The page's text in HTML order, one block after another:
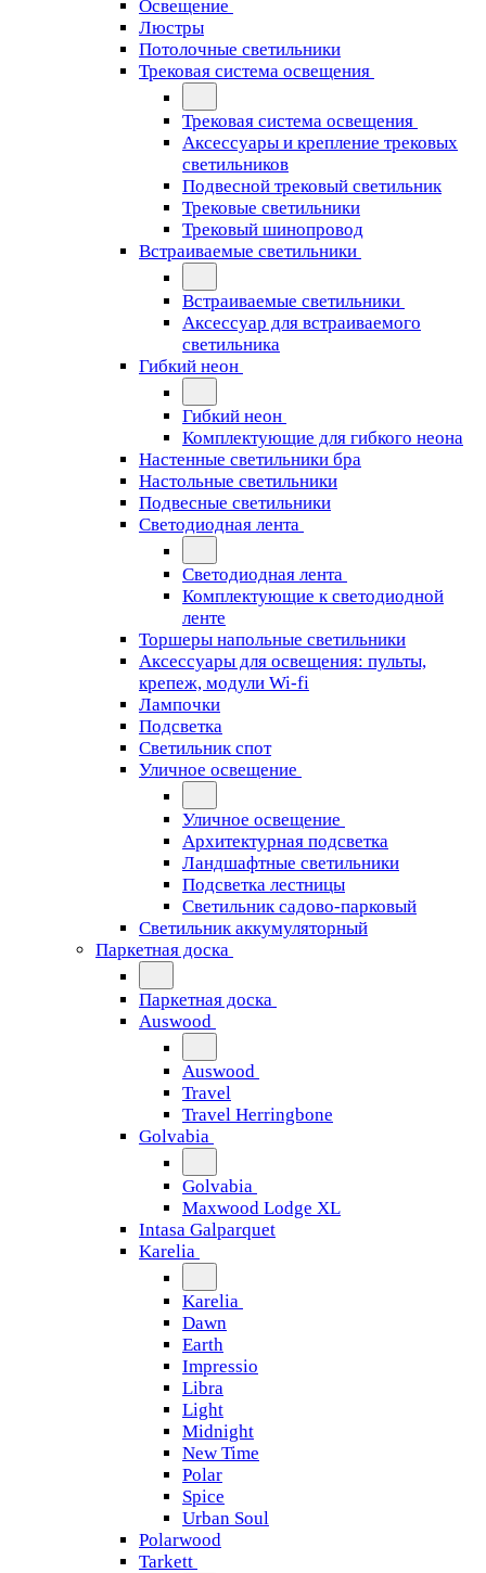
Освещение
Люстры
Потолочные светильники
Трековая система освещения
Трековая система освещения
Аксессуары и крепление трековых
светильников
Подвесной трековый светильник
Трековые светильники
Трековый шинопровод
Встраиваемые светильники
Встраиваемые светильники
Аксессуар для встраиваемого
светильника
Гибкий неон
Гибкий неон
Комплектующие для гибкого неона
Настенные светильники бра
Настольные светильники
Подвесные светильники
Светодиодная лента
Светодиодная лента
Комплектующие к светодиодной
ленте
Торшеры напольные светильники
Аксессуары для освещения: пульты,
крепеж, модули Wi-fi
Лампочки
Подсветка
Светильник спот
Уличное освещение
Уличное освещение
Архитектурная подсветка
Ландшафтные светильники
Подсветка лестницы
Светильник садово-парковый
Светильник аккумуляторный
Паркетная доска
Паркетная доска
Auswood
Auswood
Travel
Travel Herringbone
Golvabia
Golvabia
Maxwood Lodge XL
Intasa Galparquet
Karelia
Karelia
Dawn
Earth
Impressio
Libra
Light
Midnight
New Time
Polar
Spice
Urban Soul
Polarwood
Tarkett